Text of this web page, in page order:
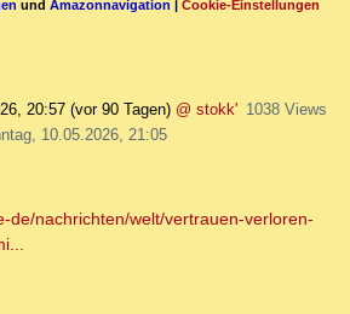
und Amazonnavigation | Cookie-Einstellungen
20:57 (vor 90 Tagen) @ stokk' 1038 Views
10.05.2026, 21:05
de/nachrichten/welt/vertrauen-verloren-